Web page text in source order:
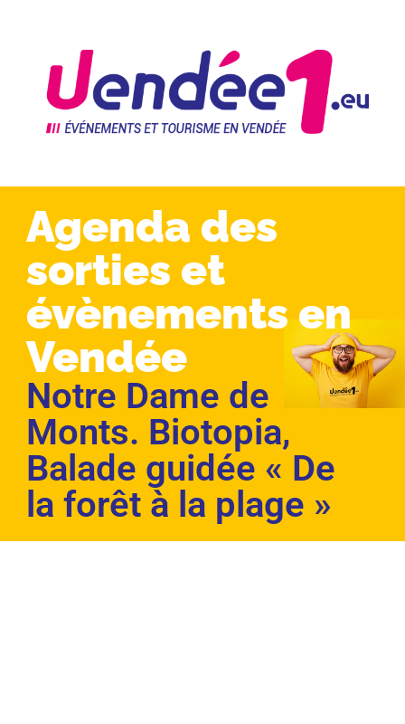
Agenda des
sorties et
évènements en
Vendée
Notre Dame de
Monts. Biotopia,
Balade guidée « De
la forêt à la plage »